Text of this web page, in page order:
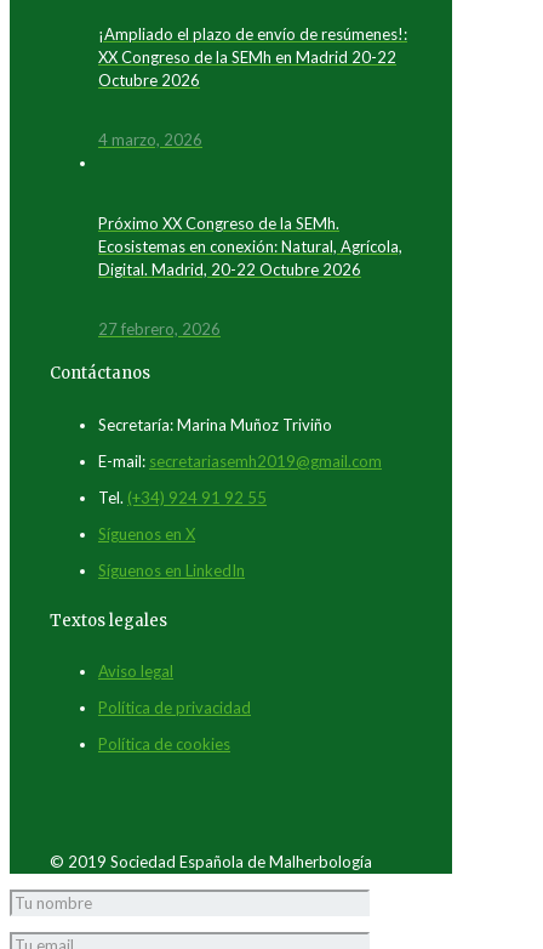
¡Ampliado el plazo de envío de resúmenes!:
XX Congreso de la SEMh en Madrid 20-22
Octubre 2026
4 marzo, 2026
Próximo XX Congreso de la SEMh.
Ecosistemas en conexión: Natural, Agrícola,
Digital. Madrid, 20-22 Octubre 2026
27 febrero, 2026
Contáctanos
Secretaría: Marina Muñoz Triviño
E-mail: secretariasemh2019@gmail.com
Tel. (+34) 924 91 92 55
Síguenos en X
Síguenos en LinkedIn
Textos legales
Aviso legal
Política de privacidad
Política de cookies
© 2019 Sociedad Española de Malherbología